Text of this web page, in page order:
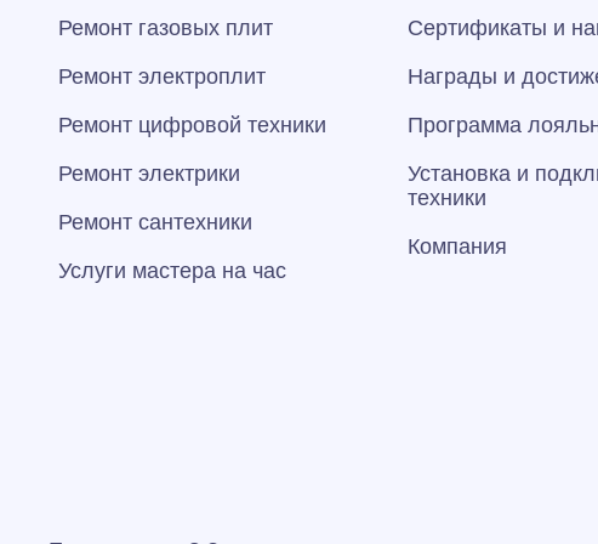
Ремонт газовых плит
Ремонт электроплит
Ремонт цифровой техники
Ремонт электрики
Ремонт сантехники
Услуги мастера на час
Сертификаты и
Награды и
Программа
Установка и
техники
Компания